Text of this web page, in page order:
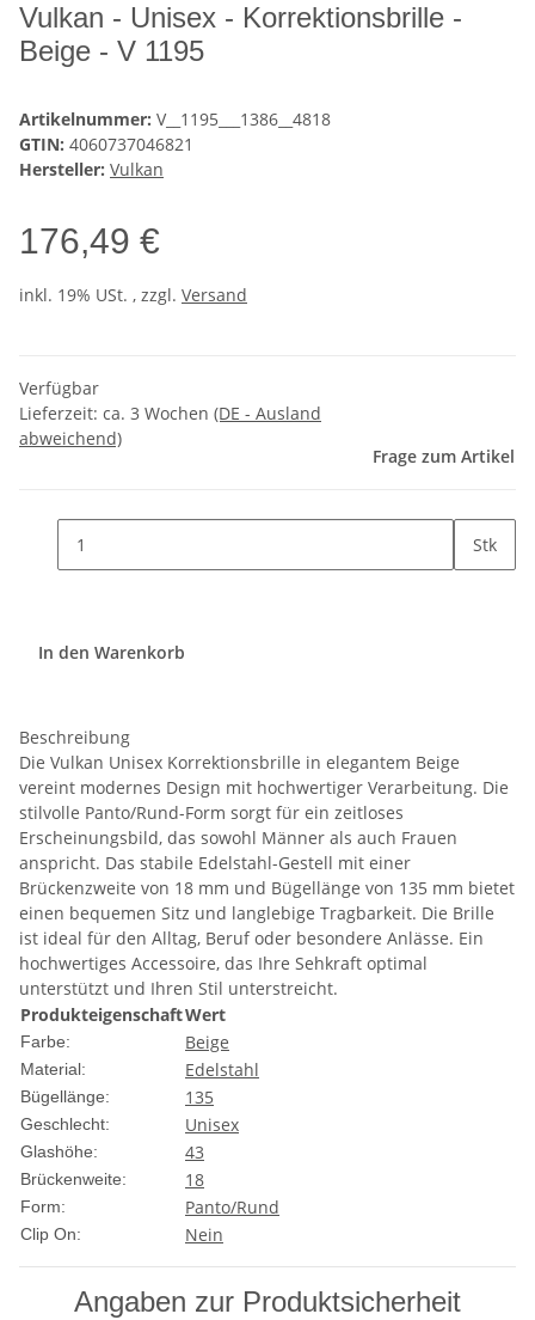
Vulkan - Unisex - Korrektionsbrille -
Beige - V 1195
Artikelnummer: V__1195___1386__4818
GTIN: 4060737046821
Hersteller: Vulkan
176,49 €
inkl. 19% USt. , zzgl. Versand
Verfügbar
Lieferzeit: ca. 3 Wochen (DE - Ausland
abweichend)
Frage zum Artikel
Stk
In den Warenkorb
Beschreibung
Die Vulkan Unisex Korrektionsbrille in elegantem Beige
vereint modernes Design mit hochwertiger Verarbeitung. Die
stilvolle Panto/Rund-Form sorgt für ein zeitloses
Erscheinungsbild, das sowohl Männer als auch Frauen
anspricht. Das stabile Edelstahl-Gestell mit einer
Brückenzweite von 18 mm und Bügellänge von 135 mm bietet
einen bequemen Sitz und langlebige Tragbarkeit. Die Brille
ist ideal für den Alltag, Beruf oder besondere Anlässe. Ein
hochwertiges Accessoire, das Ihre Sehkraft optimal
unterstützt und Ihren Stil unterstreicht.
ProdukteigenschaftWert
Farbe: Beige
Material: Edelstahl
Bügellänge: 135
Geschlecht: Unisex
Glashöhe: 43
Brückenweite: 18
Form: Panto/Rund
Clip On: Nein
Angaben zur Produktsicherheit